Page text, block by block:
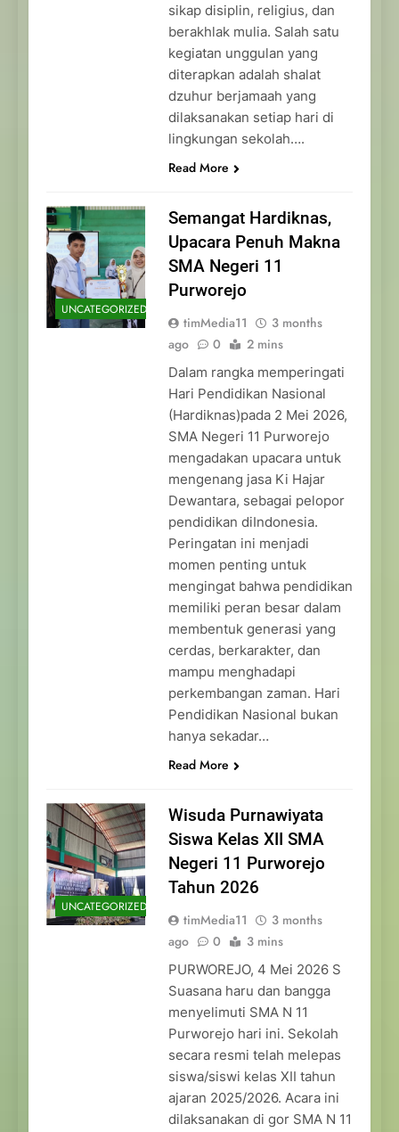
sikap disiplin, religius, dan
berakhlak mulia. Salah satu
kegiatan unggulan yang
diterapkan adalah shalat
dzuhur berjamaah yang
dilaksanakan setiap hari di
lingkungan sekolah….
Read More
UNCATEGORIZED
Semangat Hardiknas,
Upacara Penuh Makna
SMA Negeri 11
Purworejo
timMedia11
3 months
ago
0 2 mins
Dalam rangka memperingati
Hari Pendidikan Nasional
(Hardiknas)pada 2 Mei 2026,
SMA Negeri 11 Purworejo
mengadakan upacara untuk
mengenang jasa Ki Hajar
Dewantara, sebagai pelopor
pendidikan diIndonesia.
Peringatan ini menjadi
momen penting untuk
mengingat bahwa pendidikan
memiliki peran besar dalam
membentuk generasi yang
cerdas, berkarakter, dan
mampu menghadapi
perkembangan zaman. Hari
Pendidikan Nasional bukan
hanya sekadar…
Read More
UNCATEGORIZED
Wisuda Purnawiyata
Siswa Kelas XII SMA
Negeri 11 Purworejo
Tahun 2026
timMedia11
3 months
ago
0 3 mins
PURWOREJO, 4 Mei 2026 S
Suasana haru dan bangga
menyelimuti SMA N 11
Purworejo hari ini. Sekolah
secara resmi telah melepas
siswa/siswi kelas XII tahun
ajaran 2025/2026. Acara ini
dilaksanakan di gor SMA N 11